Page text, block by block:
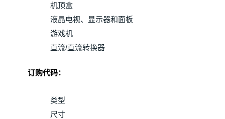
机顶盒
液晶电视、显示器和面板
游戏机
直流/直流转换器
订购代码：
类型
尺寸